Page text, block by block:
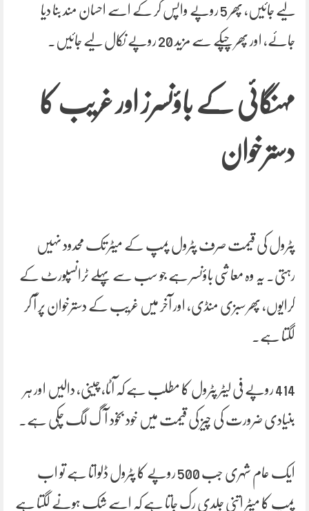
لیے جائیں، پھر 5 روپے واپس کر کے اسے احسان مند بنا دیا
جائے، اور پھر چپکے سے مزید 20 روپے نکال لیے جائیں۔
مہنگائی کے باؤنسرز اور غریب کا
دسترخوان
پٹرول کی قیمت صرف پٹرول پمپ کے میٹر تک محدود نہیں
رہتی۔ یہ وہ معاشی باؤنسر ہے جو سب سے پہلے ٹرانسپورٹ کے
کرایوں، پھر سبزی منڈی، اور آخر میں غریب کے دسترخوان پر آ کر
لگتا ہے۔
414 روپے فی لیٹر پٹرول کا مطلب ہے کہ آٹا، چینی، دالیں اور ہر
بنیادی ضرورت کی چیز کی قیمت میں خود بخود آگ لگ چکی ہے۔
ایک عام شہری جب 500 روپے کا پٹرول ڈلواتا ہے تو اب
پمپ کا میٹر اتنی جلدی رک جاتا ہے کہ اسے شک ہونے لگتا ہے